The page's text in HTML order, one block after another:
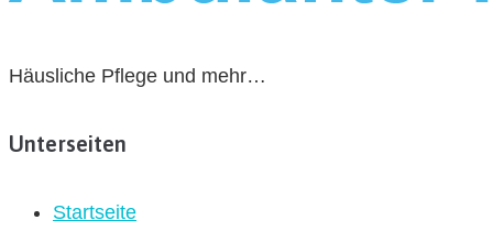
Häusliche Pflege und mehr…
Unterseiten
Startseite